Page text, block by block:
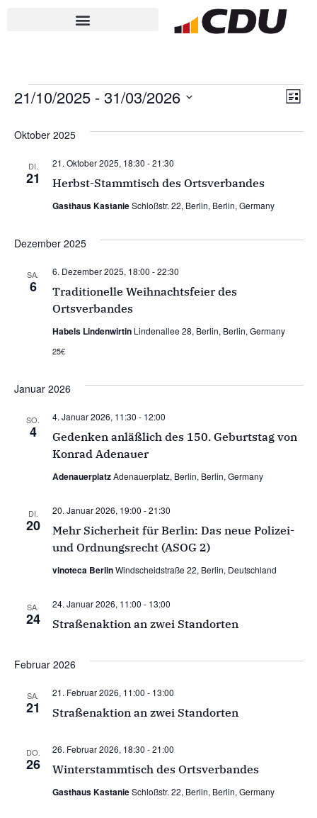
Liste
21/10/2025 - 31/03/2026
Oktober 2025
DI.
21 Herbst-Stammtisch des Ortsverbandes
21. Oktober 2025, 18:30 -21:30
Gasthaus KastanieSchloßstr. 22, Berlin, Berlin, Germany
Dezember 2025
SA.
6
Traditionelle Weihnachtsfeier des
Ortsverbandes
6. Dezember 2025, 18:00 -22:30
Habels Lindenwirtin Lindenallee 28, Berlin, Berlin, Germany
25€
Januar 2026
SO.
4
Gedenken anläßlich des 150. Geburtstag von
Konrad Adenauer
4. Januar 2026, 11:30 - 12:00
AdenauerplatzAdenauerplatz, Berlin, Berlin, Germany
DI.
20
Mehr Sicherheit für Berlin: Das neue Polizei-
und Ordnungsrecht (ASOG 2)
20. Januar 2026, 19:00 -21:30
vinoteca BerlinWindscheidstraße 22, Berlin, Deutschland
SA.
24 Straßenaktion an zwei Standorten
24. Januar 2026, 11:00 - 13:00
Februar 2026
SA.
21 Straßenaktion an zwei Standorten
21. Februar 2026, 11:00 - 13:00
DO.
26 Winterstammtisch des Ortsverbandes
26. Februar 2026, 18:30 -21:00
Gasthaus KastanieSchloßstr. 22, Berlin, Berlin, Germany